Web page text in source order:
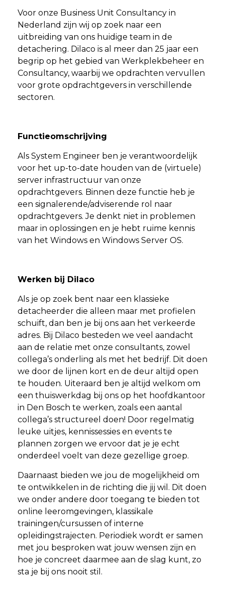
Voor onze Business Unit Consultancy in
Nederland zijn wij op zoek naar een
uitbreiding van ons huidige team in de
detachering. Dilaco is al meer dan 25 jaar een
begrip op het gebied van Werkplekbeheer en
Consultancy, waarbij we opdrachten vervullen
voor grote opdrachtgevers in verschillende
sectoren.
Functieomschrijving
Als System Engineer ben je verantwoordelijk
voor het up-to-date houden van de (virtuele)
server infrastructuur van onze
opdrachtgevers. Binnen deze functie heb je
een signalerende/adviserende rol naar
opdrachtgevers. Je denkt niet in problemen
maar in oplossingen en je hebt ruime kennis
van het Windows en Windows Server OS.
Werken bij Dilaco
Als je op zoek bent naar een klassieke
detacheerder die alleen maar met profielen
schuift, dan ben je bij ons aan het verkeerde
adres. Bij Dilaco besteden we veel aandacht
aan de relatie met onze consultants, zowel
collega’s onderling als met het bedrijf. Dit doen
we door de lijnen kort en de deur altijd open
te houden. Uiteraard ben je altijd welkom om
een thuiswerkdag bij ons op het hoofdkantoor
in Den Bosch te werken, zoals een aantal
collega’s structureel doen! Door regelmatig
leuke uitjes, kennissessies en events te
plannen zorgen we ervoor dat je je echt
onderdeel voelt van deze gezellige groep.
Daarnaast bieden we jou de mogelijkheid om
te ontwikkelen in de richting die jij wil. Dit doen
we onder andere door toegang te bieden tot
online leeromgevingen, klassikale
trainingen/cursussen of interne
opleidingstrajecten. Periodiek wordt er samen
met jou besproken wat jouw wensen zijn en
hoe je concreet daarmee aan de slag kunt, zo
sta je bij ons nooit stil.